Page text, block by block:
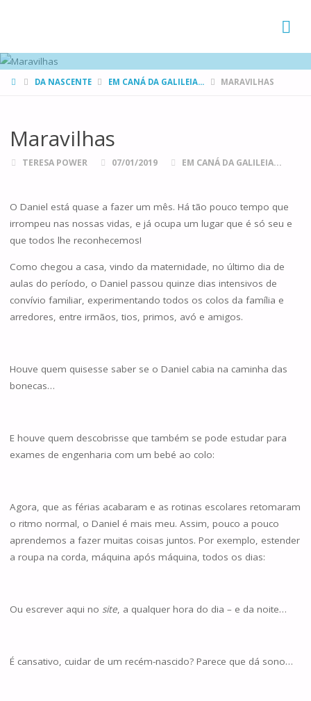
HOMEDA NASCENTE EM CANÁ DA GALILEIA... MARAVILHAS
Maravilhas
TERESA POWER 07/01/2019 EM CANÁ DA GALILEIA...
O Daniel está quase a fazer um mês. Há tão pouco tempo que
irrompeu nas nossas vidas, e já ocupa um lugar que é só seu e
que todos lhe reconhecemos!
Como chegou a casa, vindo da maternidade, no último dia de
aulas do período, o Daniel passou quinze dias intensivos de
convívio familiar, experimentando todos os colos da família e
arredores, entre irmãos, tios, primos, avó e amigos.
Houve quem quisesse saber se o Daniel cabia na caminha das
bonecas…
E houve quem descobrisse que também se pode estudar para
exames de engenharia com um bebé ao colo:
Agora, que as férias acabaram e as rotinas escolares retomaram
o ritmo normal, o Daniel é mais meu. Assim, pouco a pouco
aprendemos a fazer muitas coisas juntos. Por exemplo, estender
a roupa na corda, máquina após máquina, todos os dias:
Ou escrever aqui no site, a qualquer hora do dia – e da noite…
É cansativo, cuidar de um recém-nascido? Parece que dá sono…